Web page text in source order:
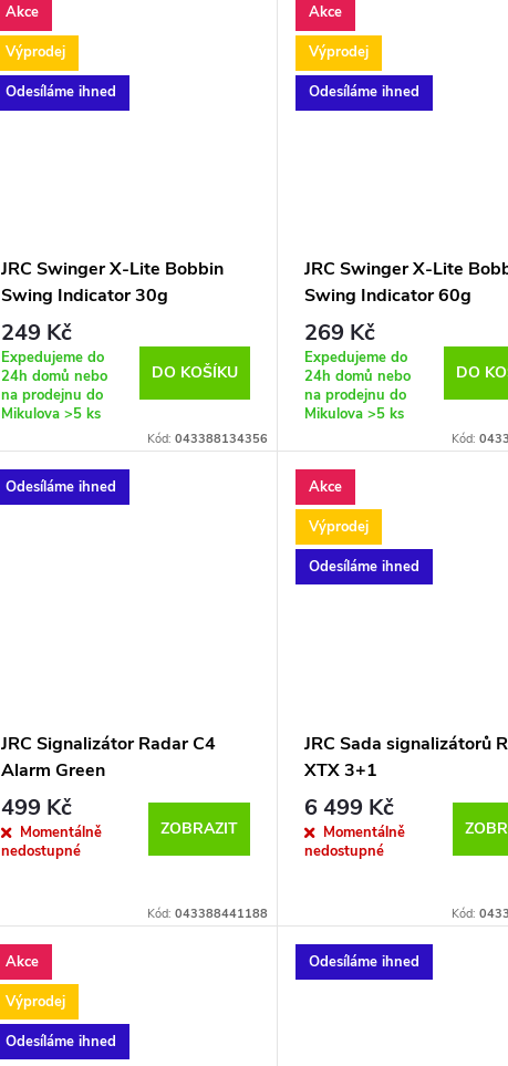
Akce
Výprodej
Odesíláme ihned
JRC Swinger X-Lite Bobbin
Swing Indicator 30g
249 Kč
Expedujeme do
24h domů nebo
na prodejnu do
Mikulova >5 ks
DO KOŠÍKU
Kód:043388134356
Akce
Výprodej
Odesíláme ihned
JRC Swinger X-Lite
Swing Indicator 60g
269 Kč
Expedujeme do
24h domů nebo
na prodejnu do
Mikulova>5 ks
DO
Kód:
Odesíláme ihned
JRC Signalizátor Radar C4
Alarm Green
499 Kč
Momentálně
nedostupné
ZOBRAZIT
Kód:043388441188
Akce
Výprodej
Odesíláme ihned
JRC Sada signalizátorů
XTX 3+1
6 499 Kč
Momentálně
nedostupné
Kód:
Akce
Výprodej
Odesíláme ihned
Odesíláme ihned